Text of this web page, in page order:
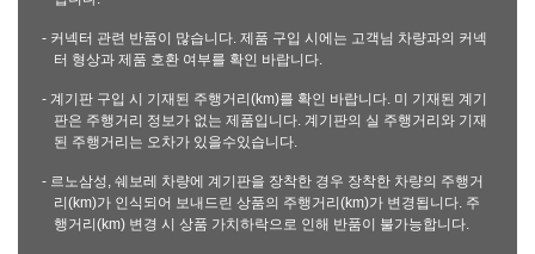
- 커넥터 관련 반품이 많습니다. 제품 구입 시에는 고객님 차량과의 커넥
터 형상과 제품 호환 여부를 확인 바랍니다.
- 계기판 구입 시 기재된 주행거리(km)를 확인 바랍니다. 미 기재된 계기
판은 주행거리 정보가 없는 제품입니다. 계기판의 실 주행거리와 기재
된 주행거리는 오차가 있을수있습니다.
- 르노삼성, 쉐보레 차량에 계기판을 장착한 경우 장착한 차량의 주행거
리(km)가 인식되어 보내드린 상품의 주행거리(km)가 변경됩니다. 주
행거리(km) 변경 시 상품 가치하락으로 인해 반품이 불가능합니다.